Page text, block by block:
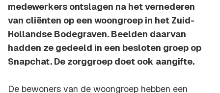
medewerkers ontslagen na het vernederen
van cliënten op een woongroep in het Zuid-
Hollandse Bodegraven. Beelden daarvan
hadden ze gedeeld in een besloten groep op
Snapchat. De zorggroep doet ook aangifte.
De bewoners van de woongroep hebben een